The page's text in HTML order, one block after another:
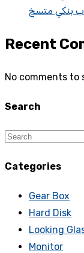
بنكي متسخ
Recent
No comments to
Search
Categories
Gear Box
Hard Disk
Looking
Monitor